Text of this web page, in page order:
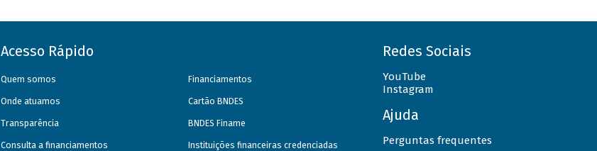
Acesso Rápido
Quem somos
Onde atuamos
Transparência
Consulta a financiamentos
Financiamentos
Cartão BNDES
BNDES Finame
Instituições financeiras credenciadas
Redes Sociais
YouTube
Instagram
Ajuda
Perguntas frequentes